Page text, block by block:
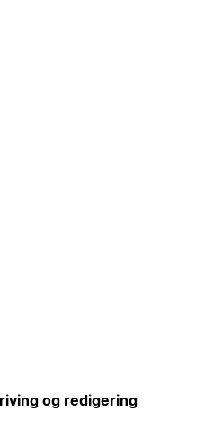
og redigering